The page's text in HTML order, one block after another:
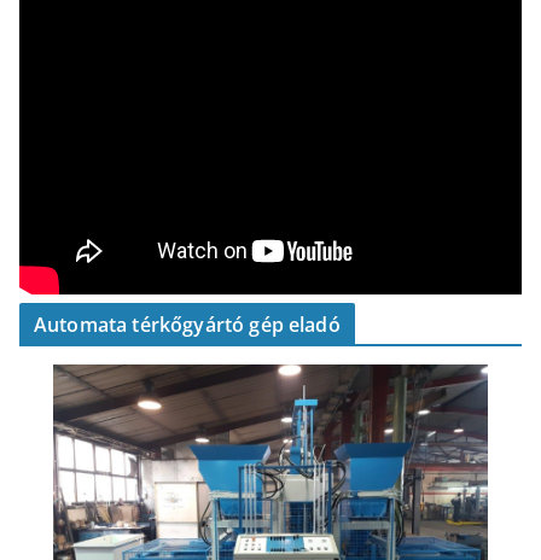
Automata térkőgyártó gép eladó